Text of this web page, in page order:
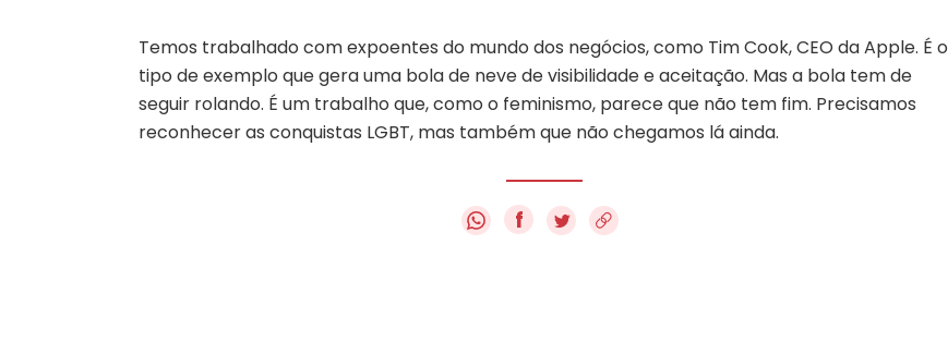
Temos trabalhado com expoentes do mundo dos negócios, como Tim Cook, CEO da Apple. É o
tipo de exemplo que gera uma bola de neve de visibilidade e aceitação. Mas a bola tem de
seguir rolando. É um trabalho que, como o feminismo, parece que não tem fim. Precisamos
reconhecer as conquistas LGBT, mas também que não chegamos lá ainda.
f